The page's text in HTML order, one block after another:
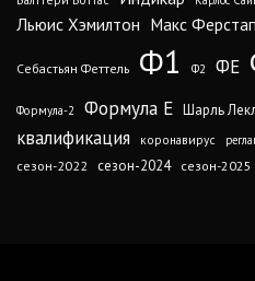
Льюис Хэмилтон Макс
Себастьян Феттель Ф1 Ф2 ФЕ
Формула-2 Формула Е Шарль
квалификация коронавирус
сезон-2022 сезон-2024 сезон-2025